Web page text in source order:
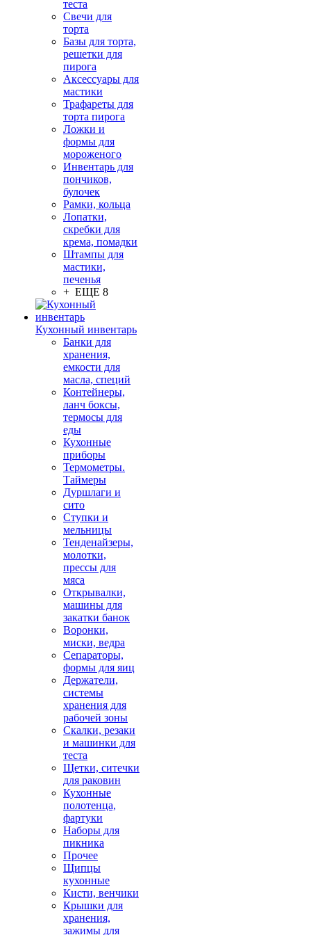
теста
Свечи для
торта
Базы для торта,
решетки для
пирога
Аксессуары для
мастики
Трафареты для
торта пирога
Ложки и
формы для
мороженого
Инвентарь для
пончиков,
булочек
Рамки, кольца
Лопатки,
скребки для
крема, помадки
Штампы для
мастики,
печенья
+ ЕЩЕ 8
Кухонный инвентарь
Банки для
хранения,
емкости для
масла, специй
Контейнеры,
ланч боксы,
термосы для
еды
Кухонные
приборы
Термометры.
Таймеры
Дуршлаги и
сито
Ступки и
мельницы
Тенденайзеры,
молотки,
прессы для
мяса
Открывалки,
машины для
закатки банок
Воронки,
миски, ведра
Сепараторы,
формы для яиц
Держатели,
системы
хранения для
рабочей зоны
Скалки, резаки
и машинки для
теста
Щетки, ситечки
для раковин
Кухонные
полотенца,
фартуки
Наборы для
пикника
Прочее
Щипцы
кухонные
Кисти, венчики
Крышки для
хранения,
зажимы для